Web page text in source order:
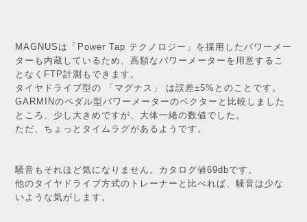
MAGNUSは「Power Tap テクノロジー」を採用したパワーメー
ターも内蔵しているため、高額なパワーメーターを用意するこ
となく FTP計測もできます。
タイヤドライブ型の 「マグナス」 は誤差±5%とのことです。
GARMINのペダル型パワーメーターのベクターと比較しました
ところ、少し大きめですが、大体一緒の数値でした。
ただ、ちょっとタイムラグがあるようです。
騒音もそれほど気になりません。カタログ値69dbです。
他のタイヤドライブ方式のトレーナーと比べれば、騒音は少な
いような気がします。